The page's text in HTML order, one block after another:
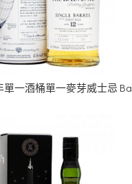
單一酒桶單一麥芽威士忌 Ba